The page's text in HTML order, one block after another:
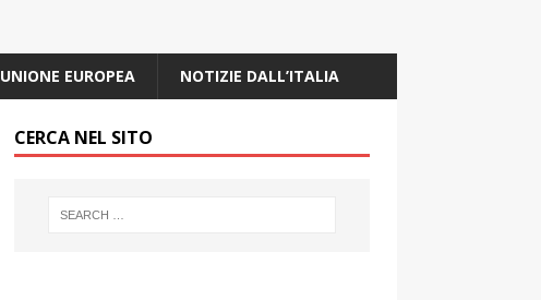
UNIONE EUROPEA NOTIZIE DALL’ITALIA
CERCA NEL SITO